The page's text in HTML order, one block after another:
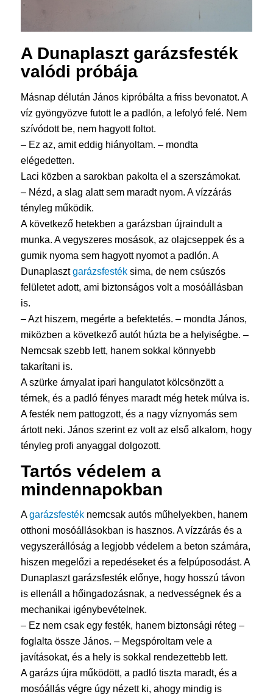
A Dunaplaszt garázsfesték
valódi próbája
Másnap délután János kipróbálta a friss bevonatot. A
víz gyöngyözve futott le a padlón, a lefolyó felé. Nem
szívódott be, nem hagyott foltot.
– Ez az, amit eddig hiányoltam. – mondta
elégedetten.
Laci közben a sarokban pakolta el a szerszámokat.
– Nézd, a slag alatt sem maradt nyom. A vízzárás
tényleg működik.
A következő hetekben a garázsban újraindult a
munka. A vegyszeres mosások, az olajcseppek és a
gumik nyoma sem hagyott nyomot a padlón. A
Dunaplasztgarázsfestéksima, de nem csúszós
felületet adott, ami biztonságos volt a mosóállásban
is.
– Azt hiszem, megérte a befektetés. – mondta János,
miközben a következő autót húzta be a helyiségbe. –
Nemcsak szebb lett, hanem sokkal könnyebb
takarítani is.
A szürke árnyalat ipari hangulatot kölcsönzött a
térnek, és a padló fényes maradt még hetek múlva is.
A festék nem pattogzott, és a nagy víznyomás sem
ártott neki. János szerint ez volt az első alkalom, hogy
tényleg profi anyaggal dolgozott.
Tartós védelem a
mindennapokban
Agarázsfestéknemcsak autós műhelyekben, hanem
otthoni mosóállásokban is hasznos. A vízzárás és a
vegyszerállóság a legjobb védelem a beton számára,
hiszen megelőzi a repedéseket és a felpúposodást. A
Dunaplaszt garázsfesték előnye, hogy hosszú távon
is ellenáll a hőingadozásnak, a nedvességnek és a
mechanikai igénybevételnek.
– Ez nem csak egy festék, hanem biztonsági réteg –
foglalta össze János. – Megspóroltam vele a
javításokat, és a hely is sokkal rendezettebb lett.
A garázs újra működött, a padló tiszta maradt, és a
mosóállás végre úgy nézett ki, ahogy mindig is